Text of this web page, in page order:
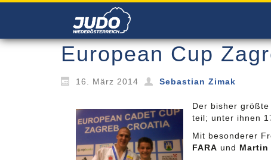
European Cup
16. März 2014 Sebastian Zimak
Der bisher größte
teil; unter ihnen
Mit besonderer
FARA und Martin